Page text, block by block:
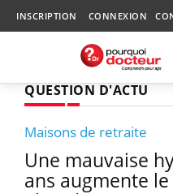
INSCRIPTION CONNEXION
QUESTION D'ACTU
Maisons de retraite
Une mauvaise
ans augmente